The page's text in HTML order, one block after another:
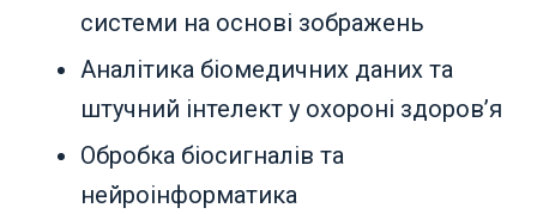
системи на основі зображень
Аналітика біомедичних даних та
штучний інтелект у охороні здоров’я
Обробка біосигналів та
нейроінформатика